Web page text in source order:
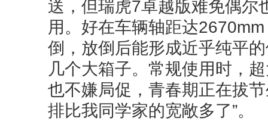
送，但瑞虎7卓越版难免偶尔
用。好在车辆轴距达
倒，放倒后能形成近乎纯平
几个大箱子。常规使用时，
也不嫌局促，青春期正在拔
排比我同学家的宽敞多了”。